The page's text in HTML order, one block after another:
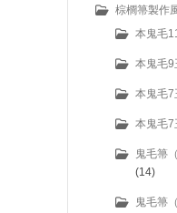
棕櫚箒製作
本鬼毛
本鬼毛9
本鬼毛7
本鬼毛7
鬼毛箒
(14)
鬼毛箒